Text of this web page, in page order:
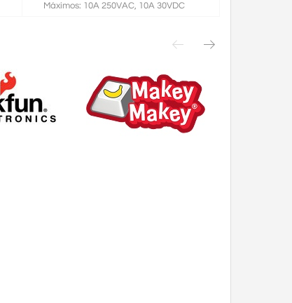
Máximos: 10A 250VAC, 10A 30VDC